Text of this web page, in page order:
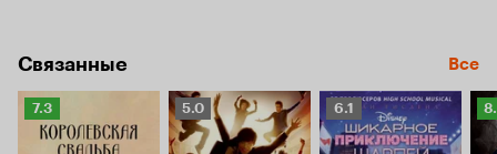
чем-то
своих
самым
Связанные Все
Рейтинг
Кинопоиска
7.3
Рейтинг
Кинопоиска
5.0
Рейтинг
Кинопоиска
6.1